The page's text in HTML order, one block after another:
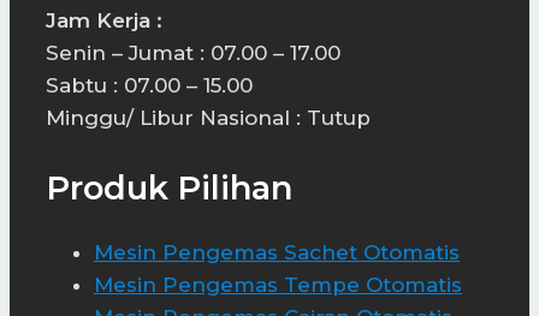
Jam Kerja :
Senin – Jumat : 07.00 – 17.00
Sabtu : 07.00 – 15.00
Minggu/ Libur Nasional : Tutup
Produk Pilihan
Mesin Pengemas Sachet Otomatis
Mesin Pengemas Tempe Otomatis